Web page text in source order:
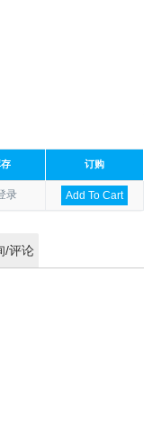
订购
录 Add To Cart
/评论